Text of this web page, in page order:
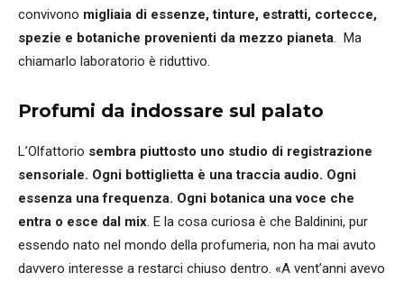
convivono migliaia di essenze, tinture, estratti, cortecce,
spezie e botaniche provenienti da mezzo pianeta. Ma
chiamarlo laboratorio è riduttivo.
Profumi da indossare sul palato
L’Olfattorio sembra piuttosto uno studio di registrazione
sensoriale. Ogni bottiglietta è una traccia audio. Ogni
essenza una frequenza. Ogni botanica una voce che
entra o esce dal mix. E la cosa curiosa è che Baldinini, pur
essendo nato nel mondo della profumeria, non ha mai avuto
davvero interesse a restarci chiuso dentro. «A vent’anni avevo